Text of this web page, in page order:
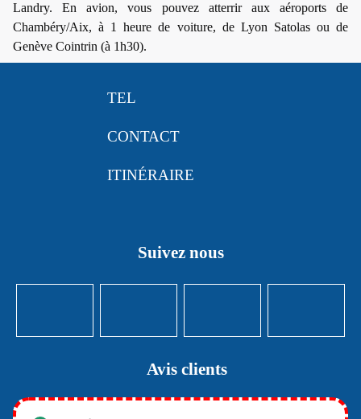
Landry. En avion, vous pouvez atterrir aux aéroports de
Chambéry/Aix, à 1 heure de voiture, de Lyon Satolas ou de
Genève Cointrin (à 1h30).
Suivez nous
Avis clients
TEL
CONTACT
ITINÉRAIRE